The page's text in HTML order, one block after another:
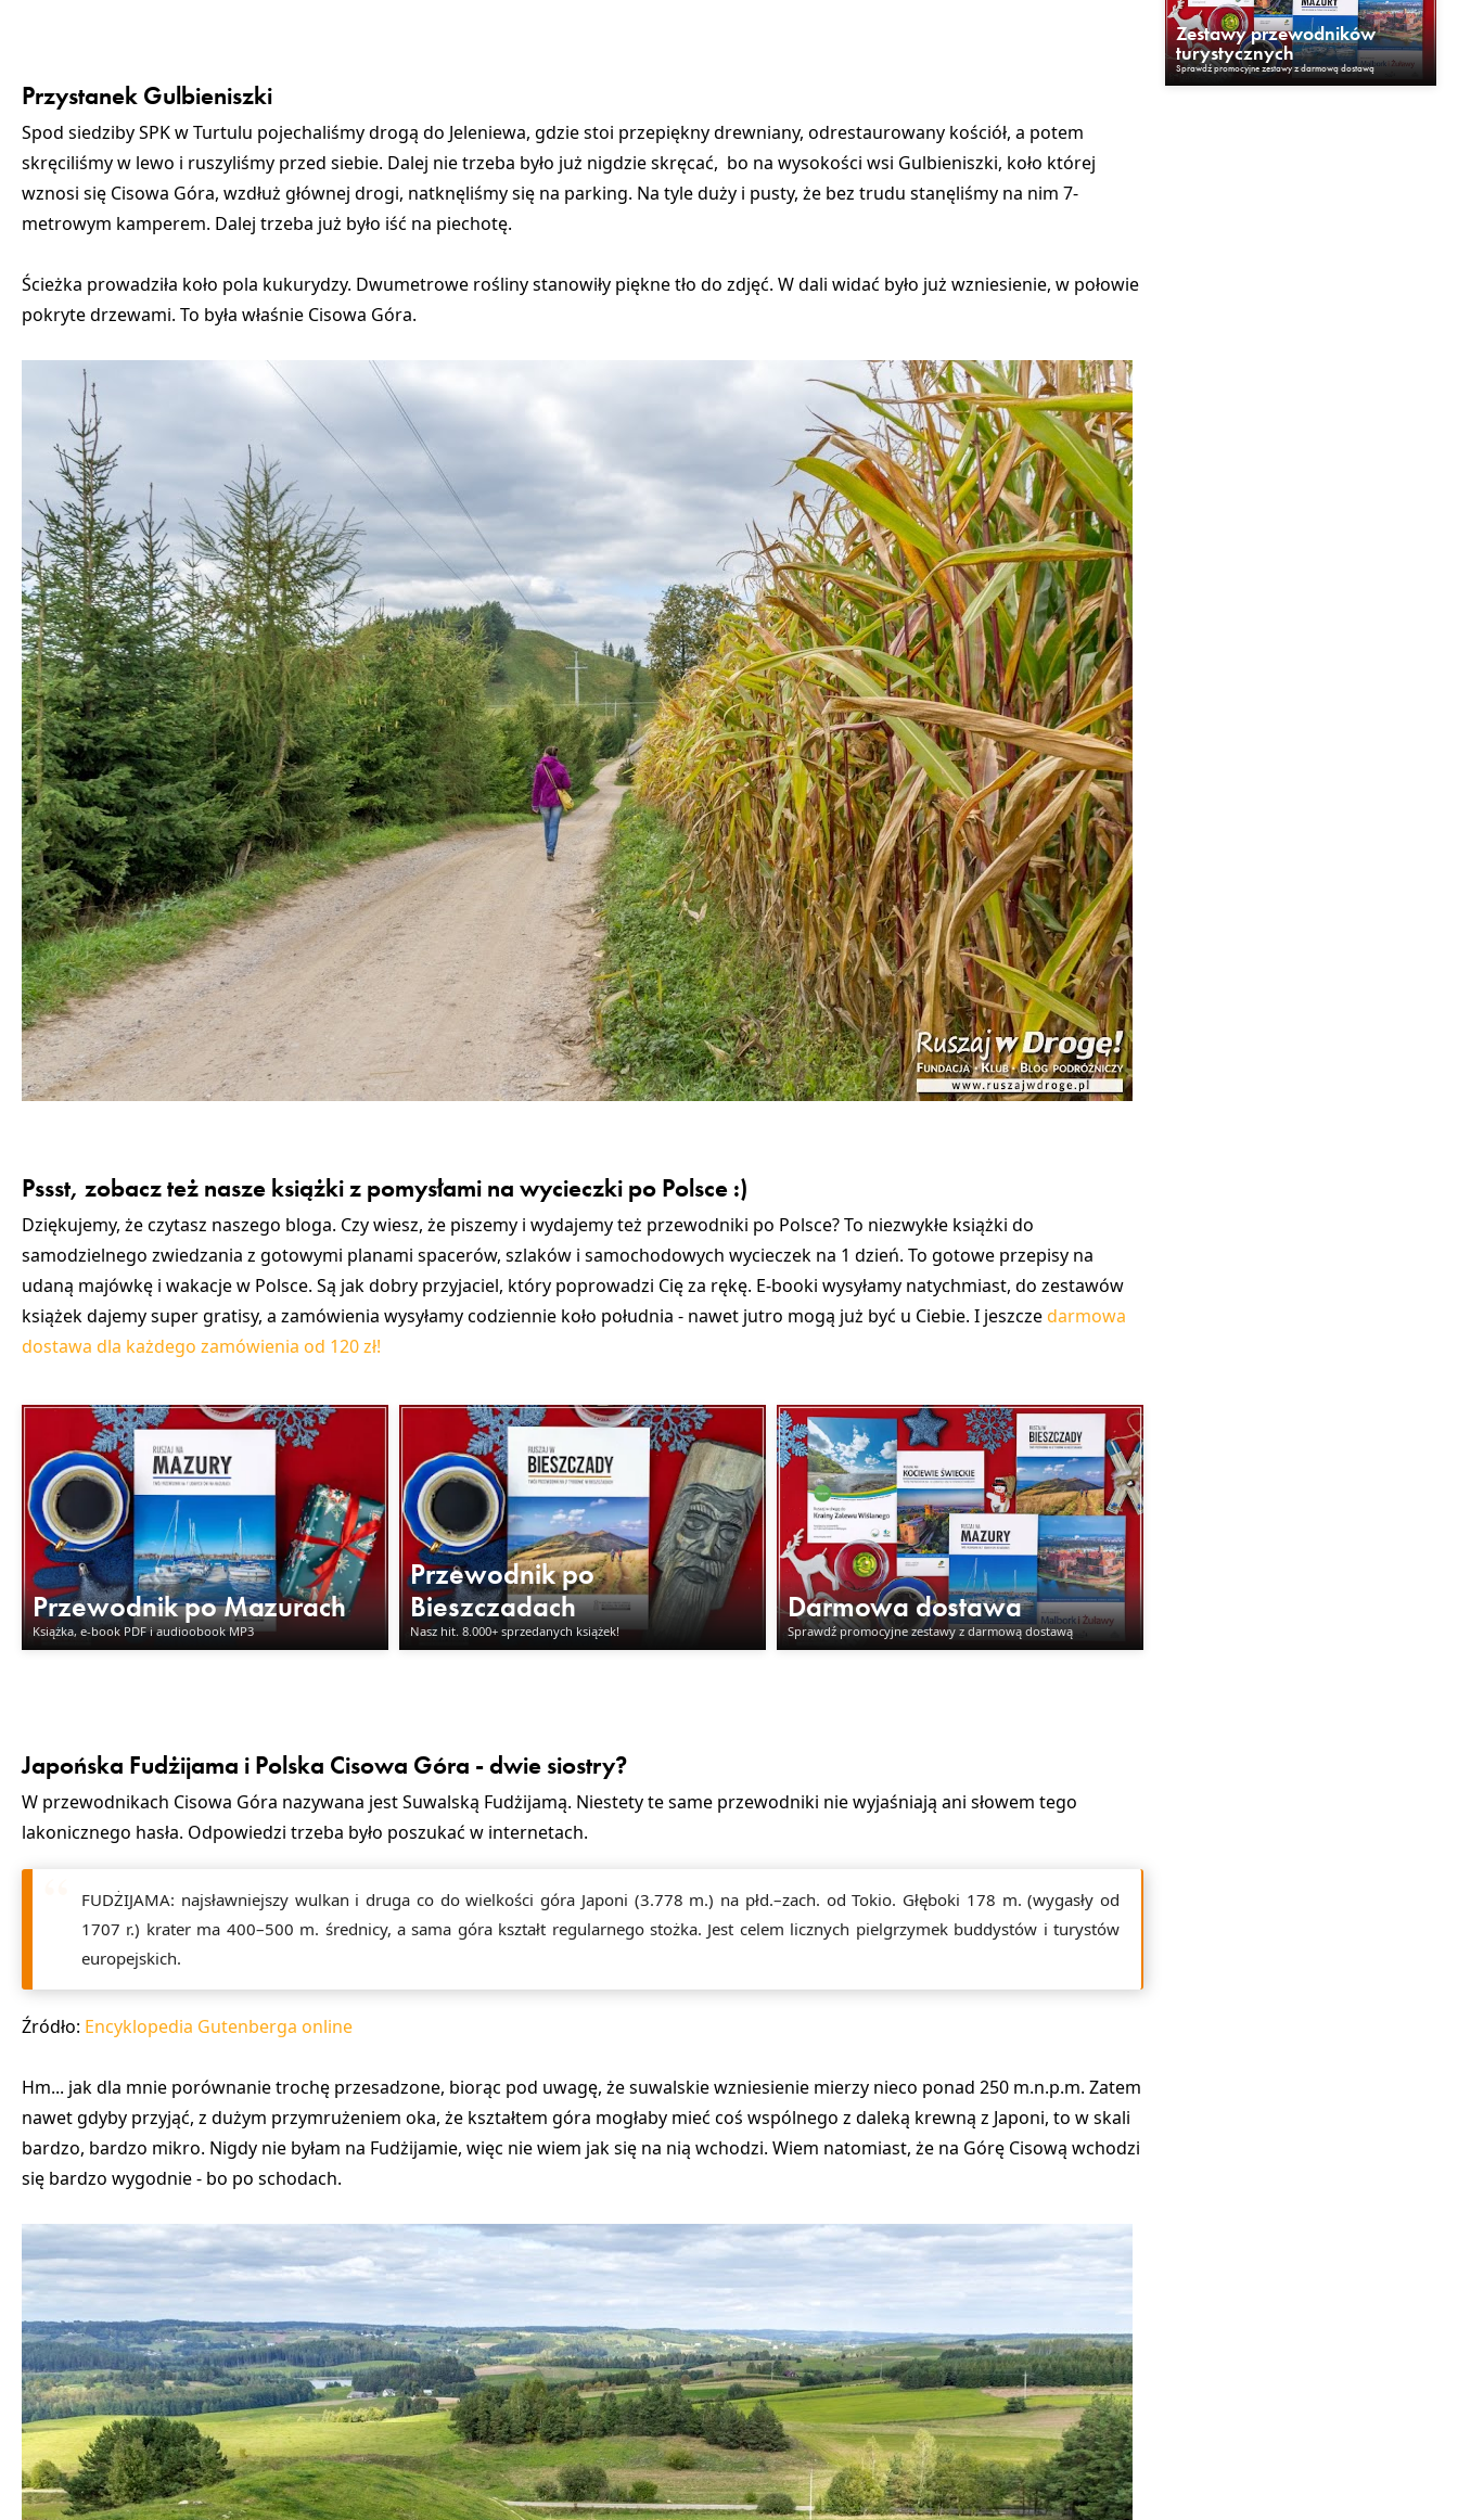
Przystanek Gulbieniszki
Spod siedziby SPK w Turtulu pojechaliśmy drogą do Jeleniewa, gdzie stoi przepiękny drewniany, odrestaurowany kościół, a potem
skręciliśmy w lewo i ruszyliśmy przed siebie. Dalej nie trzeba było już nigdzie skręcać, bo na wysokości wsi Gulbieniszki, koło której
wznosi się Cisowa Góra, wzdłuż głównej drogi, natknęliśmy się na parking. Na tyle duży i pusty, że bez trudu stanęliśmy na nim 7-
metrowym kamperem. Dalej trzeba już było iść na piechotę.
Ścieżka prowadziła koło pola kukurydzy. Dwumetrowe rośliny stanowiły piękne tło do zdjęć. W dali widać było już wzniesienie, w połowie
pokryte drzewami. To była właśnie Cisowa Góra.
Pssst, zobacz też nasze książki z pomysłami na wycieczki po Polsce :)
Dziękujemy, że czytasz naszego bloga. Czy wiesz, że piszemy i wydajemy też przewodniki po Polsce? To niezwykłe książki do
samodzielnego zwiedzania z gotowymi planami spacerów, szlaków i samochodowych wycieczek na 1 dzień. To gotowe przepisy na
udaną majówkę i wakacje w Polsce. Są jak dobry przyjaciel, który poprowadzi Cię za rękę. E-booki wysyłamy natychmiast, do zestawów
książek dajemy super gratisy, a zamówienia wysyłamy codziennie koło południa - nawet jutro mogą już być u Ciebie. I jeszczedarmowa
dostawa dla każdego zamówienia od 120 zł!
Przewodnik po Mazurach
Książka, e-book PDF i audioobook MP3
Przewodnik po
Bieszczadach
Nasz hit. 8.000+ sprzedanych książek!
Darmowa dostawa
Sprawdź promocyjne zestawy z darmową dostawą
Japońska Fudżijama i Polska Cisowa Góra - dwie siostry?
W przewodnikach Cisowa Góra nazywana jest Suwalską Fudżijamą. Niestety te same przewodniki nie wyjaśniają ani słowem tego
lakonicznego hasła. Odpowiedzi trzeba było poszukać w internetach.
FUDŻIJAMA: najsławniejszy wulkan i druga co do wielkości góra Japoni (3.778 m.) na płd.–zach. od Tokio. Głęboki 178 m. (wygasły od
1707 r.) krater ma 400–500 m. średnicy, a sama góra kształt regularnego stożka. Jest celem licznych pielgrzymek buddystów i turystów
europejskich.
Źródło: Encyklopedia Gutenberga online
Hm... jak dla mnie porównanie trochę przesadzone, biorąc pod uwagę, że suwalskie wzniesienie mierzy nieco ponad 250 m.n.p.m. Zatem
nawet gdyby przyjąć, z dużym przymrużeniem oka, że kształtem góra mogłaby mieć coś wspólnego z daleką krewną z Japoni, to w skali
bardzo, bardzo mikro. Nigdy nie byłam na Fudżijamie, więc nie wiem jak się na nią wchodzi. Wiem natomiast, że na Górę Cisową wchodzi
się bardzo wygodnie - bo po schodach.
Zestawy przewodników
turystycznych
Sprawdź promocyjne zestawy z darmową dostawą